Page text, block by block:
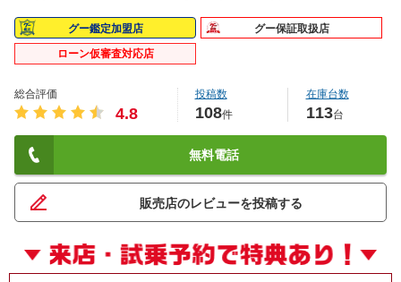
グー鑑定加盟店
グー保証取扱店
ローン仮審査対応店
総合評価
4.8
投稿数
108件
在庫台数
113台
無料電話
販売店のレビューを投稿する